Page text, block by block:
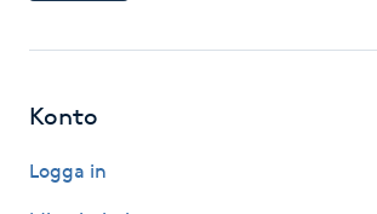
Healing
Herrklippning
HIFU
Konto
Logga in